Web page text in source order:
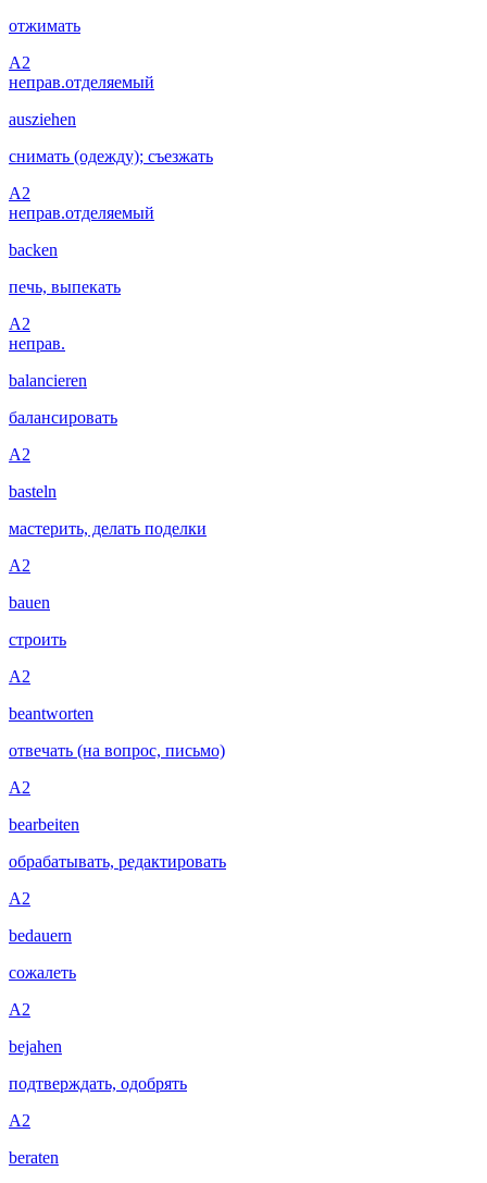
отжимать
A2
неправ.отделяемый
ausziehen
снимать (одежду); съезжать
A2
неправ.отделяемый
backen
печь, выпекать
A2
неправ.
balancieren
балансировать
A2
basteln
мастерить, делать поделки
A2
bauen
строить
A2
beantworten
отвечать (на вопрос, письмо)
A2
bearbeiten
обрабатывать, редактировать
A2
bedauern
сожалеть
A2
bejahen
подтверждать, одобрять
A2
beraten